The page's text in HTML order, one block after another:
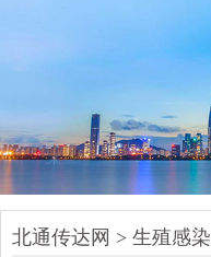
北通传达网 >生殖感染